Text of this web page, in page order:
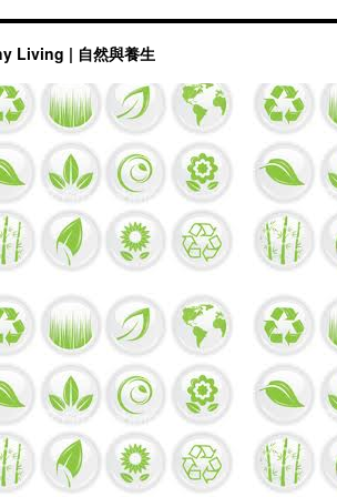
然
藥，
食
療
比
藥
療
好！
Living | 自然與養生